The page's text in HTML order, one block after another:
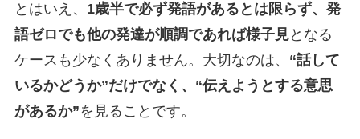
とはいえ、 1歳半で必ず発語があるとは限らず、発
語ゼロでも他の発達が順調であれば様子見となる
ケースも少なくありません。大切なのは、 “話して
いるかどうか”だけでなく、“伝えようとする意思
があるか”を見ることです。